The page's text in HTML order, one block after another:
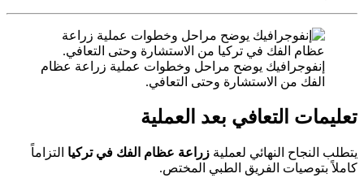
إنفوجرافيك يوضح مراحل وخطوات عملية زراعة عظام
الفك من الاستشارة وحتى التعافي.
تعليمات التعافي بعد العملية
يتطلب النجاح النهائي لعملية زراعة عظام الفك في تركيا التزاماً
كاملاً بتوصيات الفريق الطبي المختص.